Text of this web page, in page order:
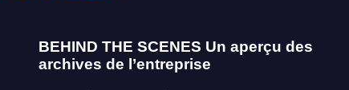
BEHIND THE SCENES Un aperçu des
archives de l’entreprise